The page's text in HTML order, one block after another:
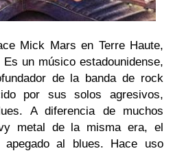
Mick Mars en Terre Haute,
un músico estadounidense,
de la banda de rock
por sus solos agresivos,
A diferencia de muchos
metal de la misma era, el
al blues. Hace uso